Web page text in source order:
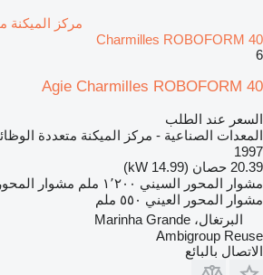
Charmilles ROBOFORM 40
6
Agie Charmilles ROBOFORM 40
السعر عند الطلب
المعدات الصناعية - مركز الميكنة متعددة
1997
20.39 حصان (14.99 kW)
مشوار المحور السيني ١٬٢٠٠ ملم مشوار
مشوار المحور العيني ٥٥٠ ملم
البرتغال، Marinha Grande
Ambigroup Reuse
الاتصال بالبائع